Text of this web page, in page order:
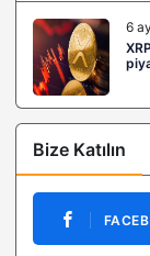
6
Bize Katılın